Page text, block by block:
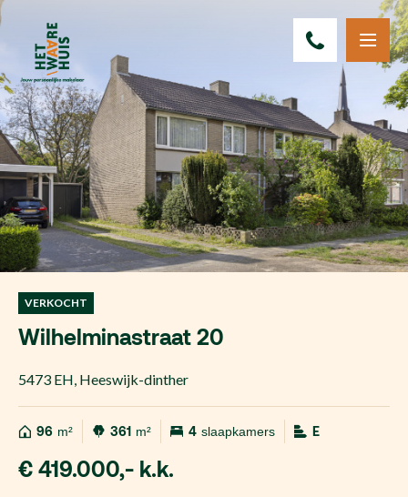
VERKOCHT
Wilhelminastraat 20
5473 EH Heeswijk-dinther
96 m² 361 m² 4 slaapkamers E
€ 419.000,- k.k.